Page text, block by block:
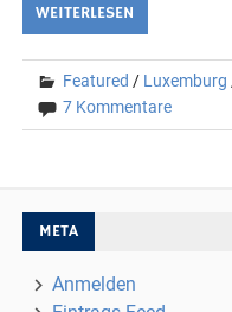
WEITERLESEN
Featured / Luxemburg
7 Kommentare
META
Anmelden